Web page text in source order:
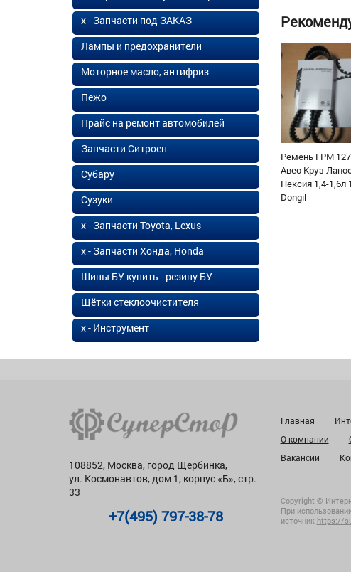
Ремень ГРМ
Авео Круз
Нексия 1,4-1,6л
Dongil
х - Запчасти под ЗАКАЗ
Лампы и предохранители
Моторное масло, антифриз
Пежо
Прайс на ремонт автомобилей
Запчасти Ситроен
Субару
Сузуки
х - Запчасти Toyota, Lexus
х - Запчасти Хонда, Honda
Шины БУ купить - резину БУ
Щётки стеклоочистителя
х - Инструмент
108852, Москва, город Щербинка,
ул. Космонавтов, дом 1, корпус «Б», стр.
33
+7(495) 797-38-78
Главная
О компании
Вакансии
Copyright ©
При
источник https://